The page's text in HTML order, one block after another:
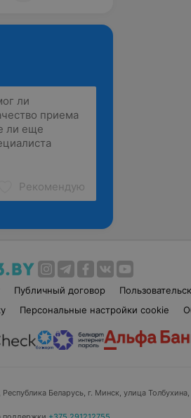
Рекомендую
Публичный договор
Персональные настройки cookie
Республика Беларусь, г. Минск, улица